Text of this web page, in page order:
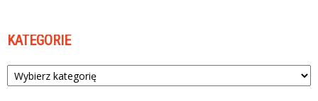
KATEGORIE
Kategorie